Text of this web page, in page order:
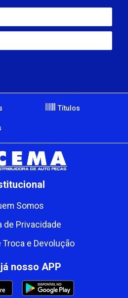
Títulos
Somos
de Privacidade
Troca e Devolução
nosso APP